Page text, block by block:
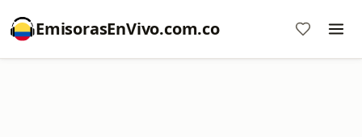
EmisorasEnVivo.com.co